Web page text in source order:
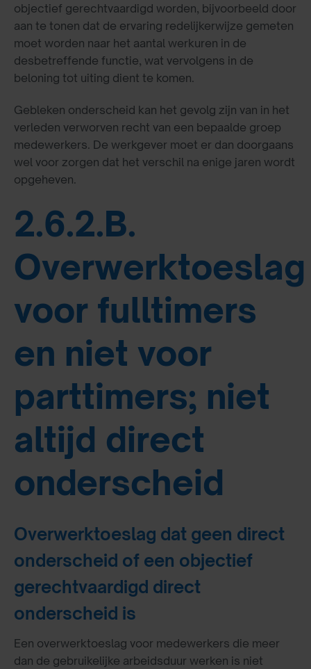
objectief gerechtvaardigd worden, bijvoorbeeld door
aan te tonen dat de ervaring redelijkerwijze gemeten
moet worden naar het aantal werkuren in de
desbetreffende functie, wat vervolgens in de
beloning tot uiting dient te komen.
Gebleken onderscheid kan het gevolg zijn van in het
verleden verworven recht van een bepaalde groep
medewerkers. De werkgever moet er dan doorgaans
wel voor zorgen dat het verschil na enige jaren wordt
opgeheven.
2.6.2.B.
Overwerktoeslag
voor fulltimers
en niet voor
parttimers; niet
altijd direct
onderscheid
Overwerktoeslag dat geen direct
onderscheid of een objectief
gerechtvaardigd direct
onderscheid is
Een overwerktoeslag voor medewerkers die meer
dan de gebruikelijke arbeidsduur werken is niet